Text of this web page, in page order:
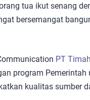
tua ikut senang
bersemangat
PT Timah
program
kualitas sumber